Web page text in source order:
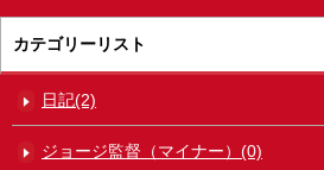
カテゴリーリスト
日記(2)
ジョージ監督（マイナー）(0)